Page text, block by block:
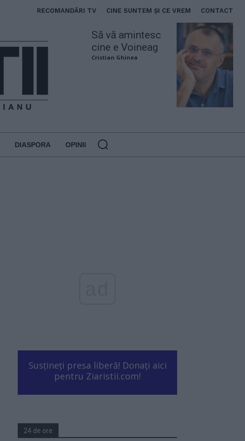
RECOMANDĂRI TV CINE SUNTEM ȘI CE VREM CONTACT
Să vă amintesc
cine e Voineag
Cristian Ghinea
DIASPORA OPINII
Susțineți presa liberă! Donați aici
pentru Ziaristii.com!
24 de ore